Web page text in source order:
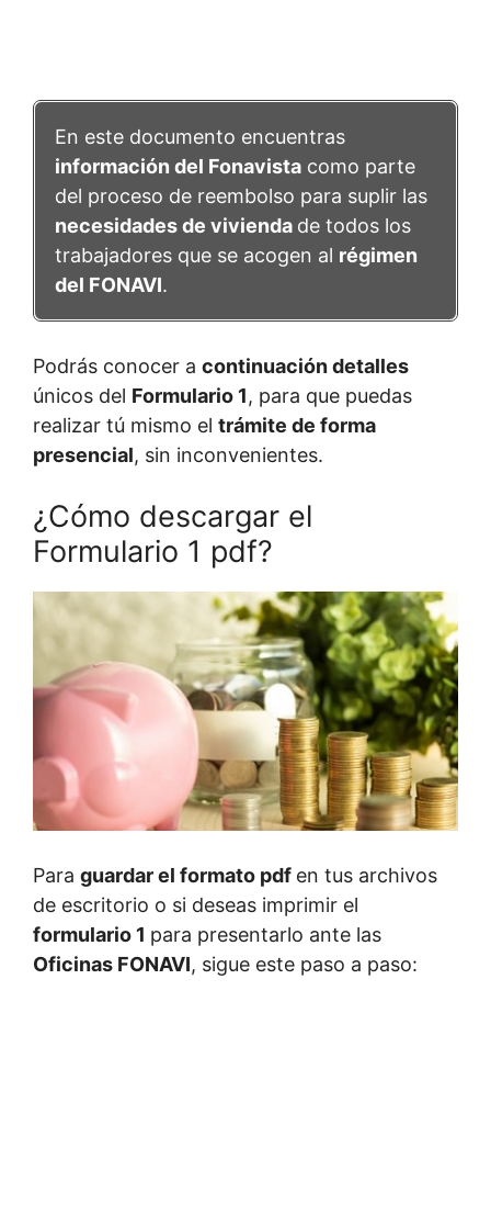
En este documento encuentras
información del Fonavista como parte
del proceso de reembolso para suplir las
necesidades de vivienda de todos los
trabajadores que se acogen al régimen
del FONAVI.
Podrás conocer a continuación detalles
únicos del Formulario 1, para que puedas
realizar tú mismo el trámite de forma
presencial, sin inconvenientes.
¿Cómo descargar el
Formulario 1 pdf?
Para guardar el formato pdf en tus archivos
de escritorio o si deseas imprimir el
formulario 1 para presentarlo ante las
Oficinas FONAVI, sigue este paso a paso: